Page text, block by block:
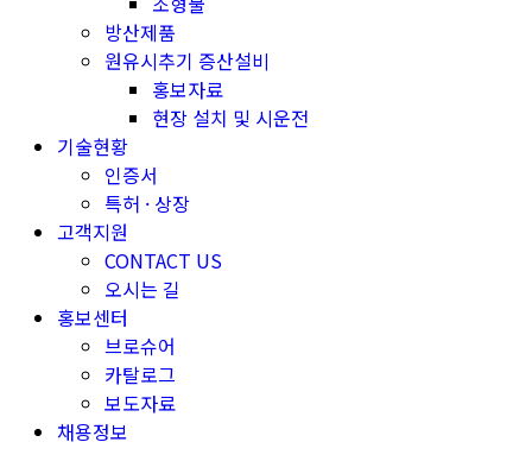
방산제품
원유시추기 증산설비
홍보자료
현장 설치 및 시운전
기술현황
인증서
특허 · 상장
고객지원
CONTACT US
오시는 길
홍보센터
브로슈어
카탈로그
보도자료
채용정보